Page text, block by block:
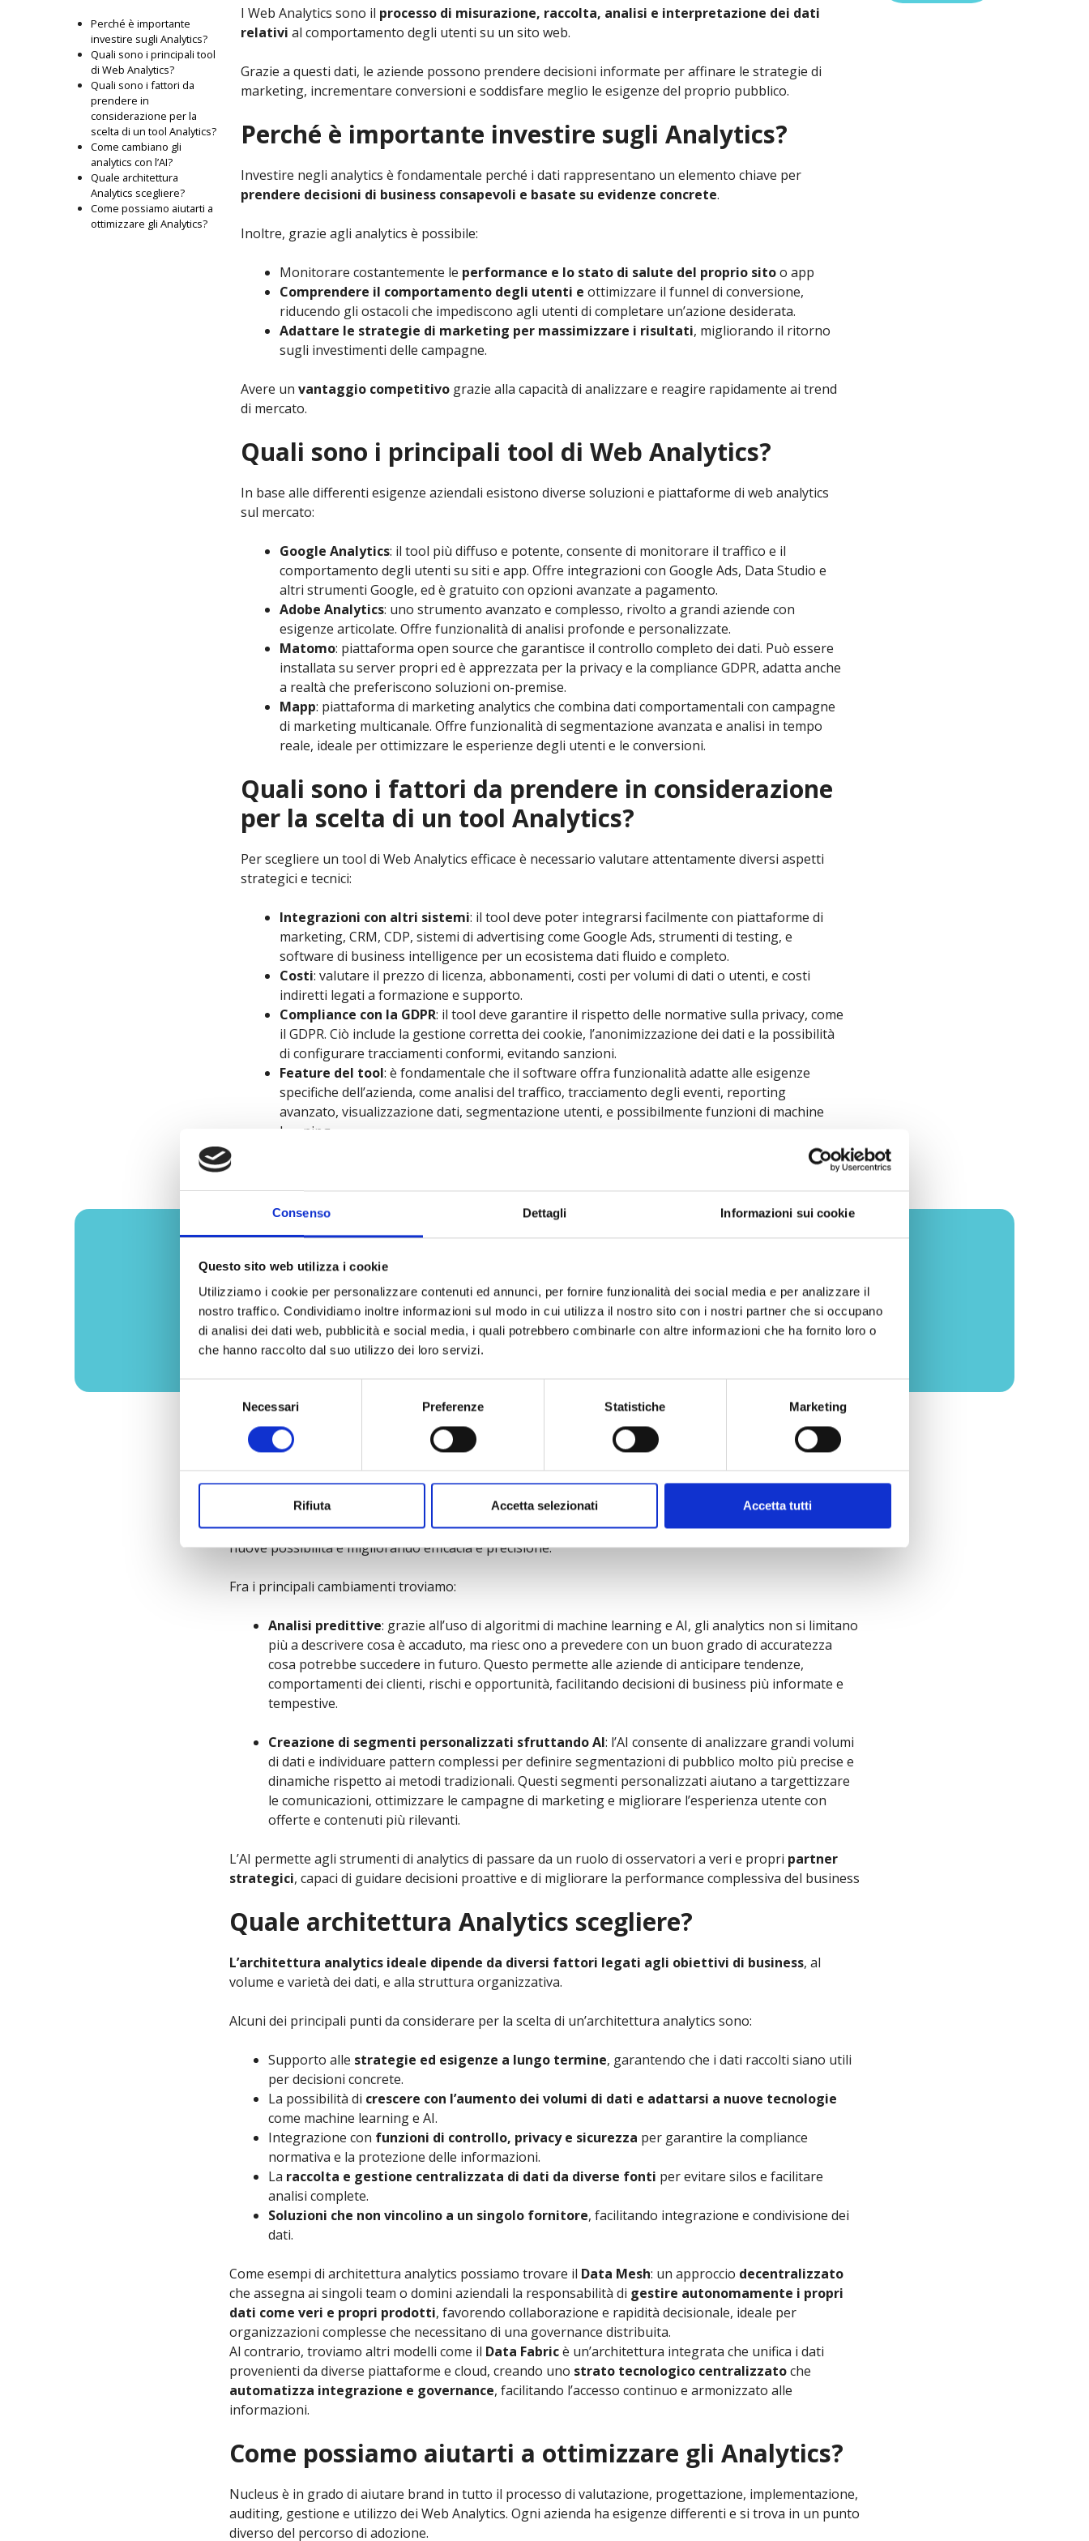
Consenso Dettagli Informazioni sui cookie
Questo sito web utilizza i cookie
Utilizziamo i cookie per personalizzare contenuti ed annunci, per fornire funzionalità dei social media e per analizzare il
nostro traffico. Condividiamo inoltre informazioni sul modo in cui utilizza il nostro sito con i nostri partner che si occupano
di analisi dei dati web, pubblicità e social media, i quali potrebbero combinarle con altre informazioni che ha fornito loro o
che hanno raccolto dal suo utilizzo dei loro servizi.
Necessari Preferenze Statistiche Marketing
Rifiuta Accetta selezionati Accetta tutti
Perché è importante
investire sugli Analytics?
Quali sono i principali tool
di Web Analytics?
Quali sono i fattori da
prendere in
considerazione per la
scelta di un tool Analytics?
Come cambiano gli
analytics con l’AI?
Quale architettura
Analytics scegliere?
Come possiamo aiutarti a
ottimizzare gli Analytics?
I Web Analytics sono il processo di misurazione, raccolta, analisi e interpretazione dei dati
relativi al comportamento degli utenti su un sito web.
Grazie a questi dati, le aziende possono prendere decisioni informate per affinare le strategie di
marketing, incrementare conversioni e soddisfare meglio le esigenze del proprio pubblico.
Perché è importante investire sugli Analytics?
Investire negli analytics è fondamentale perché i dati rappresentano un elemento chiave per
prendere decisioni di business consapevoli e basate su evidenze concrete.
Inoltre, grazie agli analytics è possibile:
Monitorare costantemente le performance e lo stato di salute del proprio sitoo app
Comprendere il comportamento degli utenti eottimizzare il funnel di conversione,
riducendo gli ostacoli che impediscono agli utenti di completare un’azione desiderata.
Adattare le strategie di marketing per massimizzare i risultati, migliorando il ritorno
sugli investimenti delle campagne.
Avere unvantaggio competitivo grazie alla capacità di analizzare e reagire rapidamente ai trend
di mercato.
Quali sono i principali tool di Web Analytics?
In base alle differenti esigenze aziendali esistono diverse soluzioni e piattaforme di web analytics
sul mercato:
Google Analytics: il tool più diffuso e potente, consente di monitorare il traffico e il
comportamento degli utenti su siti e app. Offre integrazioni con Google Ads, Data Studio e
altri strumenti Google, ed è gratuito con opzioni avanzate a pagamento.
Adobe Analytics: uno strumento avanzato e complesso, rivolto a grandi aziende con
esigenze articolate. Offre funzionalità di analisi profonde e personalizzate.
Matomo: piattaforma open source che garantisce il controllo completo dei dati. Può essere
installata su server propri ed è apprezzata per la privacy e la compliance GDPR, adatta anche
a realtà che preferiscono soluzioni on-premise.
Mapp: piattaforma di marketing analytics che combina dati comportamentali con campagne
di marketing multicanale. Offre funzionalità di segmentazione avanzata e analisi in tempo
reale, ideale per ottimizzare le esperienze degli utenti e le conversioni.
Quali sono i fattori da prendere in considerazione
per la scelta di un tool Analytics?
Per scegliere un tool di Web Analytics efficace è necessario valutare attentamente diversi aspetti
strategici e tecnici:
Integrazioni con altri sistemi: il tool deve poter integrarsi facilmente con piattaforme di
marketing, CRM, CDP, sistemi di advertising come Google Ads, strumenti di testing, e
software di business intelligence per un ecosistema dati fluido e completo.
Costi: valutare il prezzo di licenza, abbonamenti, costi per volumi di dati o utenti, e costi
indiretti legati a formazione e supporto.
Compliance con la GDPR: il tool deve garantire il rispetto delle normative sulla privacy, come
il GDPR. Ciò include la gestione corretta dei cookie, l’anonimizzazione dei dati e la possibilità
di configurare tracciamenti conformi, evitando sanzioni.
Feature del tool: è fondamentale che il software offra funzionalità adatte alle esigenze
specifiche dell’azienda, come analisi del traffico, tracciamento degli eventi, reporting
avanzato, visualizzazione dati, segmentazione utenti, e possibilmente funzioni di machine
learning.
Possiamo aiutarti a raggiungere
Chiedici come →
Come cambiano gli analytics con l’AI?
L’intelligenza artificialesta trasformando profondamente il modo di fare analytics, introducendo
nuove possibilità e migliorando efficacia e precisione.
Fra i principali cambiamenti troviamo:
Analisi predittive: grazie all’uso di algoritmi di machine learning e AI, gli analytics non si limitano
più a descrivere cosa è accaduto, ma riesc ono a prevedere con un buon grado di accuratezza
cosa potrebbe succedere in futuro. Questo permette alle aziende di anticipare tendenze,
comportamenti dei clienti, rischi e opportunità, facilitando decisioni di business più informate e
tempestive.
Creazione di segmenti personalizzati sfruttando AI: l’AI consente di analizzare grandi volumi
di dati e individuare pattern complessi per definire segmentazioni di pubblico molto più precise e
dinamiche rispetto ai metodi tradizionali. Questi segmenti personalizzati aiutano a targettizzare
le comunicazioni, ottimizzare le campagne di marketing e migliorare l’esperienza utente con
offerte e contenuti più rilevanti.
L’AI permette agli strumenti di analytics di passare da un ruolo di osservatori a veri e propri partner
strategici, capaci di guidare decisioni proattive e di migliorare la performance complessiva del business
Quale architettura Analytics scegliere?
L’architettura analytics ideale dipende da diversi fattori legati agli obiettivi di business, al
volume e varietà dei dati, e alla struttura organizzativa.
Alcuni dei principali punti da considerare per la scelta di un’architettura analytics sono:
Supporto alle strategie ed esigenze a lungo termine, garantendo che i dati raccolti siano utili
per decisioni concrete.
La possibilità di crescere con l’aumento dei volumi di dati e adattarsi a nuove tecnologie
come machine learning e AI.
Integrazione con funzioni di controllo, privacy e sicurezza per garantire la compliance
normativa e la protezione delle informazioni.
La raccolta e gestione centralizzata di dati da diverse fonti per evitare silos e facilitare
analisi complete.
Soluzioni che non vincolino a un singolo fornitore, facilitando integrazione e condivisione dei
dati.
Come esempi di architettura analytics possiamo trovare il Data Mesh: un approccio decentralizzato
che assegna ai singoli team o domini aziendali la responsabilità di gestire autonomamente i propri
dati come veri e propri prodotti, favorendo collaborazione e rapidità decisionale, ideale per
organizzazioni complesse che necessitano di una governance distribuita.
Al contrario, troviamo altri modelli come il Data Fabricè un’architettura integrata che unifica i dati
provenienti da diverse piattaforme e cloud, creando uno strato tecnologico centralizzatoche
automatizza integrazione e governance, facilitando l’accesso continuo e armonizzato alle
informazioni.
Come possiamo aiutarti a ottimizzare gli Analytics?
Nucleus è in grado di aiutare brand in tutto il processo di valutazione, progettazione, implementazione,
auditing, gestione e utilizzo dei Web Analytics. Ogni azienda ha esigenze differenti e si trova in un punto
diverso del percorso di adozione.